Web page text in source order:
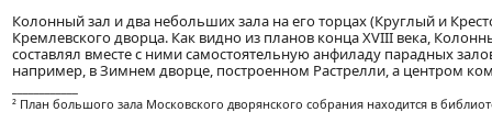
Колонный зал и два небольших зала на его торцах (Круглый и
Кремлевского дворца. Как видно из планов конца XVIII века,
составлял вместе с ними самостоятельную анфиладу парадных
например, в Зимнем дворце, построенном Растрелли, а центром
² План большого зала Московского дворянского собрания находится в